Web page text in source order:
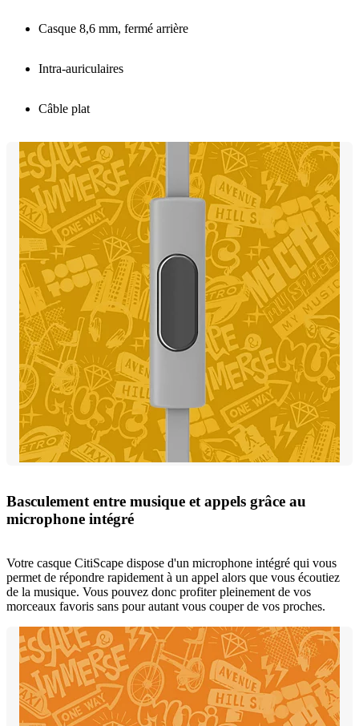
Casque 8,6 mm, fermé arrière
Intra-auriculaires
Câble plat
Basculement entre musique et appels grâce au
microphone intégré
Votre casque CitiScape dispose d'un microphone intégré qui vous
permet de répondre rapidement à un appel alors que vous écoutiez
de la musique. Vous pouvez donc profiter pleinement de vos
morceaux favoris sans pour autant vous couper de vos proches.